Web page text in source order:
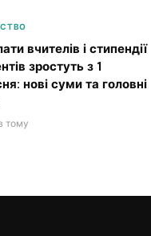
вчителів і стипендії
зростуть з 1
нові суми та головні
тому